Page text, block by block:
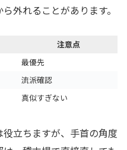
外れることがあります。
注意点
最優先
流派確認
真似すぎない
立ちますが、手首の角度